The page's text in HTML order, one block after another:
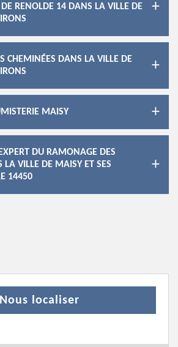
DE RENOLDE 14 DANS LA VILLE DE
CHEMINÉES DANS LA VILLE DE
MAISY
DU RAMONAGE DES
LA VILLE DE MAISY ET SES
14450
Nous localiser